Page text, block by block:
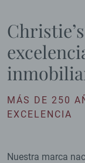
MÁS DE 250
EXCELENCIA
Nuestra marca